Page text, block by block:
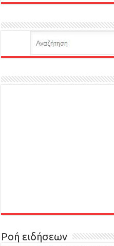
Ροή ειδήσεων